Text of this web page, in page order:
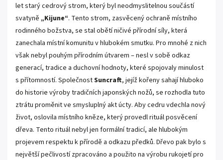
let starý cedrový strom, který byl neodmyslitelnou součástí
svatyně „Kijune“. Tento strom, zasvěcený ochraně místního
rodinného božstva, se stal obětí ničivé přírodní síly, která
zanechala místní komunitu v hlubokém smutku. Pro mnohé z nich
však nebyl pouhým přírodním útvarem – nesl v sobě odkaz
generací, tradice a duchovní hodnoty, které spojovaly minulost
s přítomností. SpolečnostSuncraft, jejíž kořeny sahají hluboko
do historie výroby tradičních japonských nožů, se rozhodla tuto
ztrátu proměnit ve smysluplný akt úcty. Aby cedru vdechla nový
život, oslovila místního kněze, který provedl rituál posvěcení
dřeva. Tento rituál nebyl jen formální tradicí, ale hlubokým
projevem respektu k přírodě a odkazu předků. Dřevo pak bylo s
největší pečlivostí zpracováno a použito na výrobu rukojetí pro